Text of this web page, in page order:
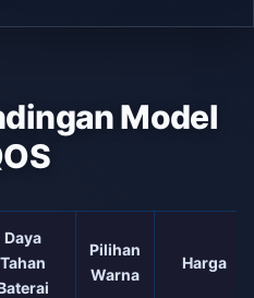
Model
Daya
Tahan
Pilihan
Warna
Harga